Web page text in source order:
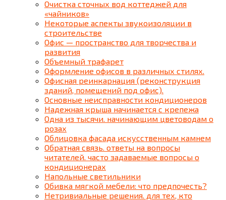
Очистка сточных вод коттеджей для
«чайников»
Некоторые аспекты звукоизоляции в
строительстве
Офис — пространство для творчества и
развития
Объемный трафарет
Оформление офисов в различных стилях.
Офисная реинкарнация (реконструкция
зданий, помещений под офис).
Основные неисправности кондиционеров
Надежная крыша начинается с крепежа
Одна из тысячи. начинающим цветоводам о
розах
Облицовка фасада искусственным камнем
Обратная связь. ответы на вопросы
читателей. часто задаваемые вопросы о
кондиционерах
Напольные светильники
Обивка мягкой мебели: что предпочесть?
Нетривиальные решения. для тех, кто